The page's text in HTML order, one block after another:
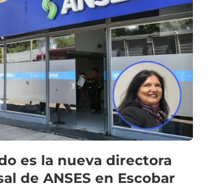
es la nueva directora
de ANSES en Escobar